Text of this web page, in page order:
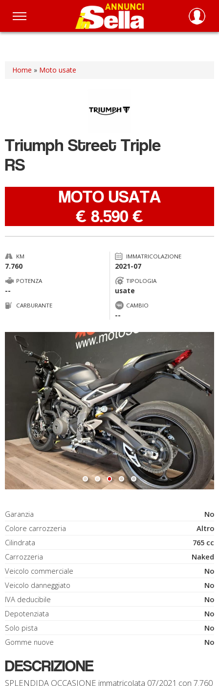
Salta
principale
Home » Moto usate
Triumph Street Triple
RS
MOTO USATA
€ 8.590 €
KM
7.760
IMMATRICOLAZIONE
2021-07
POTENZA
--
TIPOLOGIA
usate
CARBURANTE CAMBIO
--
Garanzia
No
Colore carrozzeria
Altro
Cilindrata
765 cc
Carrozzeria
Naked
Veicolo commerciale
No
Veicolo danneggiato
No
IVA deducibile
No
Depotenziata
No
Solo pista
No
Gomme nuove
No
DESCRIZIONE
SPLENDIDA OCCASIONE immatricolata 07/2021 con 7.760